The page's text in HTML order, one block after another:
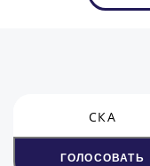
СКА
ГОЛОСОВАТЬ